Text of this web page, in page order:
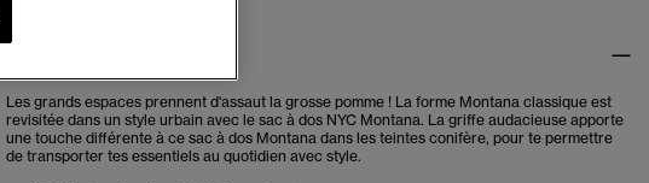
Les grands espaces prennent d'assaut la grosse pomme ! La forme Montana classique est
revisitée dans un style urbain avec le sac à dos NYC Montana. La griffe audacieuse apporte
une touche différente à ce sac à dos Montana dans les teintes conifère, pour te permettre
de transporter tes essentiels au quotidien avec style.